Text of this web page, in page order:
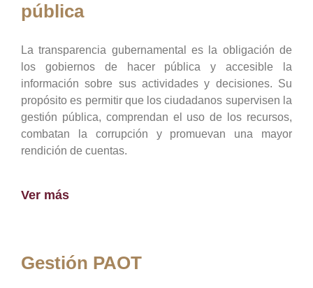
pública
La transparencia gubernamental es la obligación de
los gobiernos de hacer pública y accesible la
información sobre sus actividades y decisiones. Su
propósito es permitir que los ciudadanos supervisen la
gestión pública, comprendan el uso de los recursos,
combatan la corrupción y promuevan una mayor
rendición de cuentas.
Ver más
Gestión PAOT